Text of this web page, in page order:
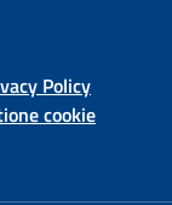
Policy
cookie